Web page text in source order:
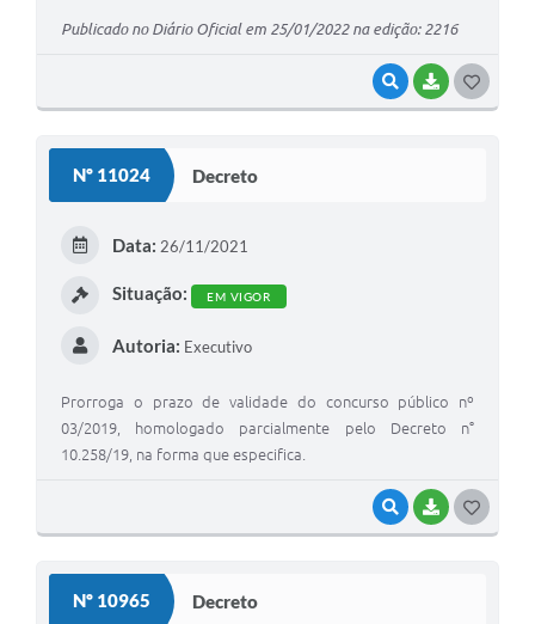
VISUALIZAR
BAIXAR
Publicado no Diário Oficial em 25/01/2022 na edição: 2216
Nº 11024 Decreto
VISUALIZAR
BAIXAR
Data: 26/11/2021
Situação: EM VIGOR
Autoria: Executivo
Prorroga o prazo de validade do concurso público nº
03/2019, homologado parcialmente pelo Decreto n°
10.258/19, na forma que especifica.
Nº 10965 Decreto